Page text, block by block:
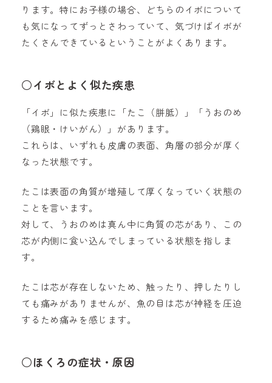
ります。特にお子様の場合、どちらのイボについて
も気になってずっとさわっていて、気づけばイボが
たくさんできているということがよくあります。
○イボとよく似た疾患
「イボ」に似た疾患に「たこ（胼胝）」「うおのめ
（鶏眼・けいがん）」があります。
これらは、いずれも皮膚の表面、角層の部分が厚く
なった状態です。
たこは表面の角質が増殖して厚くなっていく状態の
ことを言います。
対して、うおのめは真ん中に角質の芯があり、この
芯が内側に食い込んでしまっている状態を指しま
す。
たこは芯が存在しないため、触ったり、押したりし
ても痛みがありませんが、魚の目は芯が神経を圧迫
するため痛みを感じます。
○ほくろの症状・原因